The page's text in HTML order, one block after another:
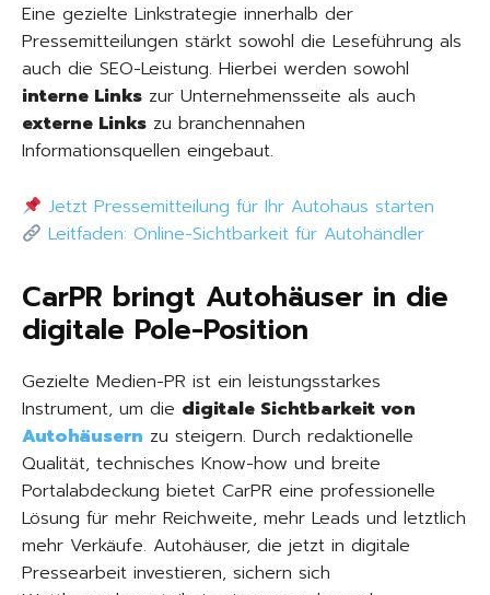
Eine gezielte Linkstrategie innerhalb der
Pressemitteilungen stärkt sowohl die Leseführung als
auch die SEO-Leistung. Hierbei werden sowohl
interne Links zur Unternehmensseite als auch
externe Links zu branchennahen
Informationsquellen eingebaut.
Jetzt Pressemitteilung für Ihr Autohaus starten
Leitfaden: Online-Sichtbarkeit für Autohändler
CarPR bringt Autohäuser in die
digitale Pole-Position
Gezielte Medien-PR ist ein leistungsstarkes
Instrument, um die digitale Sichtbarkeit von
Autohäusern zu steigern. Durch redaktionelle
Qualität, technisches Know-how und breite
Portalabdeckung bietet CarPR eine professionelle
Lösung für mehr Reichweite, mehr Leads und letztlich
mehr Verkäufe. Autohäuser, die jetzt in digitale
Pressearbeit investieren, sichern sich